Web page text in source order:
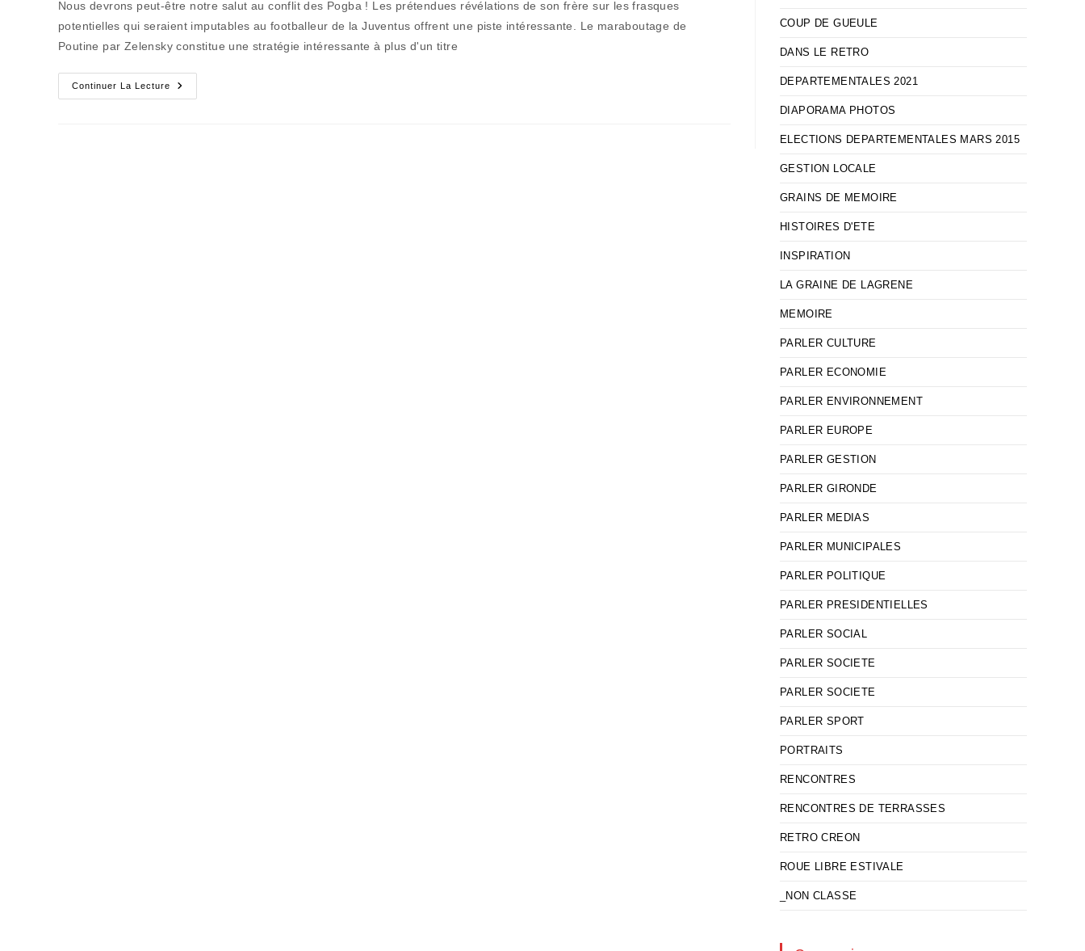
Nous devrons peut-être notre salut au conflit des Pogba ! Les prétendues révélations de son frère sur les frasques
potentielles qui seraient imputables au footballeur de la Juventus offrent une piste intéressante. Le maraboutage de
Poutine par Zelensky constitue une stratégie intéressante à plus d'un titre
Continuer La Lecture
Le
Chantage
COUP DE GUEULE
DANS LE RETRO
DEPARTEMENTALES 2021
DIAPORAMA PHOTOS
ELECTIONS DEPARTEMENTALES MARS 2015
GESTION LOCALE
GRAINS DE MEMOIRE
HISTOIRES D'ETE
INSPIRATION
LA GRAINE DE LAGRENE
MEMOIRE
PARLER CULTURE
PARLER ECONOMIE
PARLER ENVIRONNEMENT
PARLER EUROPE
PARLER GESTION
PARLER GIRONDE
PARLER MEDIAS
PARLER MUNICIPALES
PARLER POLITIQUE
PARLER PRESIDENTIELLES
PARLER SOCIAL
PARLER SOCIETE
PARLER SOCIETE
PARLER SPORT
PORTRAITS
RENCONTRES
RENCONTRES DE TERRASSES
RETRO CREON
ROUE LIBRE ESTIVALE
_NON CLASSE